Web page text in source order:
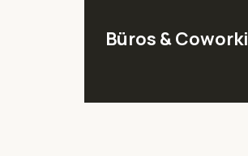
Büros &